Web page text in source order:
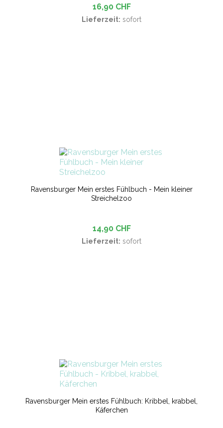
16,90 CHF
Lieferzeit: sofort
Ravensburger Mein erstes Fühlbuch - Mein kleiner
Streichelzoo
14,90 CHF
Lieferzeit: sofort
Ravensburger Mein erstes Fühlbuch: Kribbel, krabbel,
Käferchen